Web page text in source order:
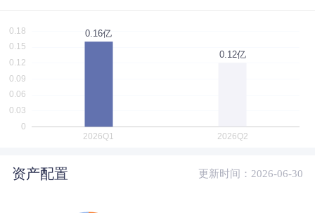
资产配置 更新时间：2026-06-30